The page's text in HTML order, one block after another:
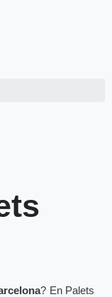
? En Palets